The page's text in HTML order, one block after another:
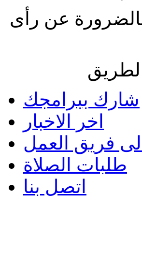
بالضرورة عن رأى
شارك ببرامجك
اخر الاخبار
فريق العمل
طلبات الصلاة
اتصل بنا